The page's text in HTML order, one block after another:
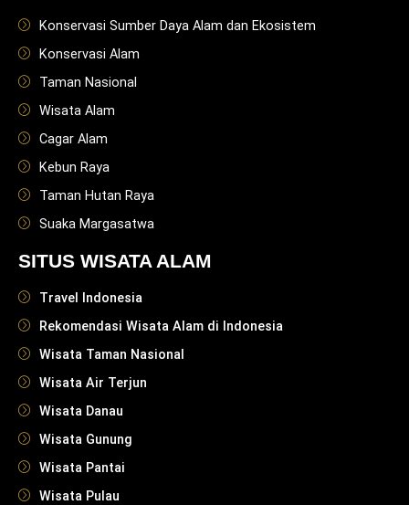
Konservasi Sumber Daya Alam dan Ekosistem
Konservasi Alam
Taman Nasional
Wisata Alam
Cagar Alam
Kebun Raya
Taman Hutan Raya
Suaka Margasatwa
SITUS WISATA ALAM
Travel Indonesia
Rekomendasi Wisata Alam di Indonesia
Wisata Taman Nasional
Wisata Air Terjun
Wisata Danau
Wisata Gunung
Wisata Pantai
Wisata Pulau